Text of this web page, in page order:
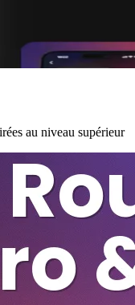
au niveau supérieur